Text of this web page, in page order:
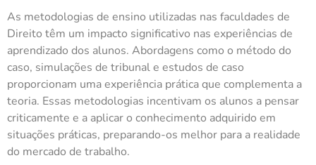
As metodologias de ensino utilizadas nas faculdades de
Direito têm um impacto significativo nas experiências de
aprendizado dos alunos. Abordagens como o método do
caso, simulações de tribunal e estudos de caso
proporcionam uma experiência prática que complementa a
teoria. Essas metodologias incentivam os alunos a pensar
criticamente e a aplicar o conhecimento adquirido em
situações práticas, preparando-os melhor para a realidade
do mercado de trabalho.